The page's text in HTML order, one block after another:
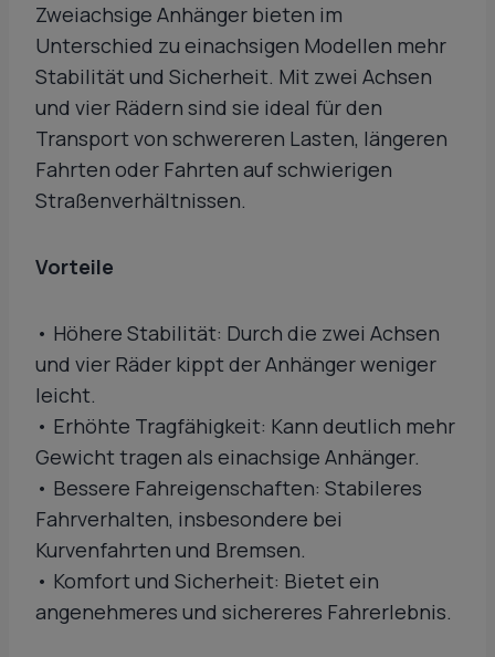
Zweiachsige Anhänger bieten im
Unterschied zu einachsigen Modellen mehr
Stabilität und Sicherheit. Mit zwei Achsen
und vier Rädern sind sie ideal für den
Transport von schwereren Lasten, längeren
Fahrten oder Fahrten auf schwierigen
Straßenverhältnissen.
Vorteile
• Höhere Stabilität: Durch die zwei Achsen
und vier Räder kippt der Anhänger weniger
leicht.
• Erhöhte Tragfähigkeit: Kann deutlich mehr
Gewicht tragen als einachsige Anhänger.
• Bessere Fahreigenschaften: Stabileres
Fahrverhalten, insbesondere bei
Kurvenfahrten und Bremsen.
• Komfort und Sicherheit: Bietet ein
angenehmeres und sichereres Fahrerlebnis.